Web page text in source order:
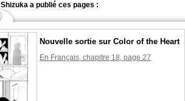
Shizuka a publié ces pages :
Nouvelle sortie sur Color of the Heart
En Français, chapitre 18, page 27